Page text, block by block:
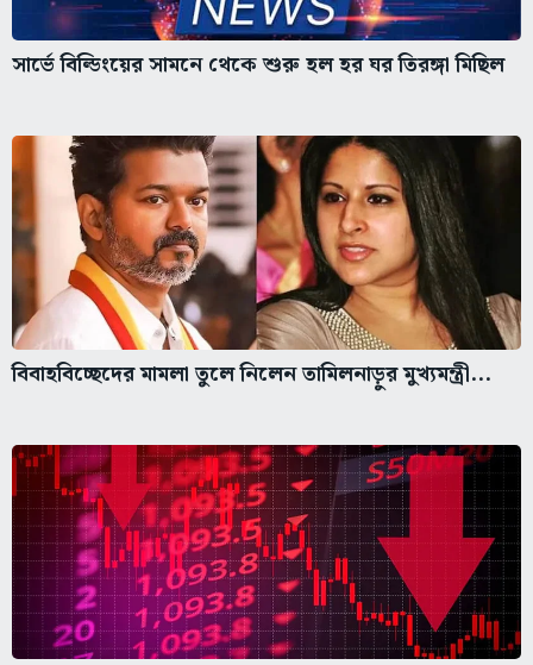
সার্ভে বিল্ডিংয়ের সামনে থেকে শুরু হল হর ঘর তিরঙ্গা মিছিল
বিবাহবিচ্ছেদের মামলা তুলে নিলেন তামিলনাড়ুর মুখ্যমন্ত্রী...